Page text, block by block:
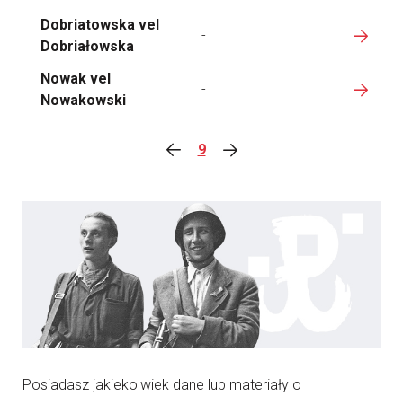
Dobriatowska vel
Dobriałowska
-
Nowak vel
Nowakowski
-
9
Posiadasz jakiekolwiek dane lub materiały o